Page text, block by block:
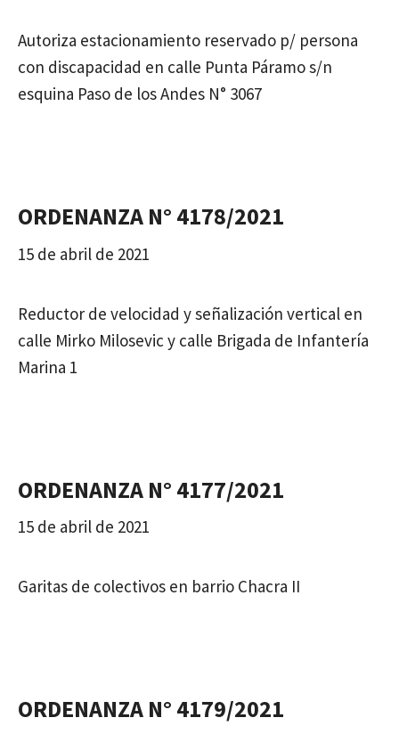
Autoriza estacionamiento reservado p/ persona
con discapacidad en calle Punta Páramo s/n
esquina Paso de los Andes N° 3067
ORDENANZA N° 4178/2021
15 de abril de 2021
Reductor de velocidad y señalización vertical en
calle Mirko Milosevic y calle Brigada de Infantería
Marina 1
ORDENANZA N° 4177/2021
15 de abril de 2021
Garitas de colectivos en barrio Chacra II
ORDENANZA N° 4179/2021